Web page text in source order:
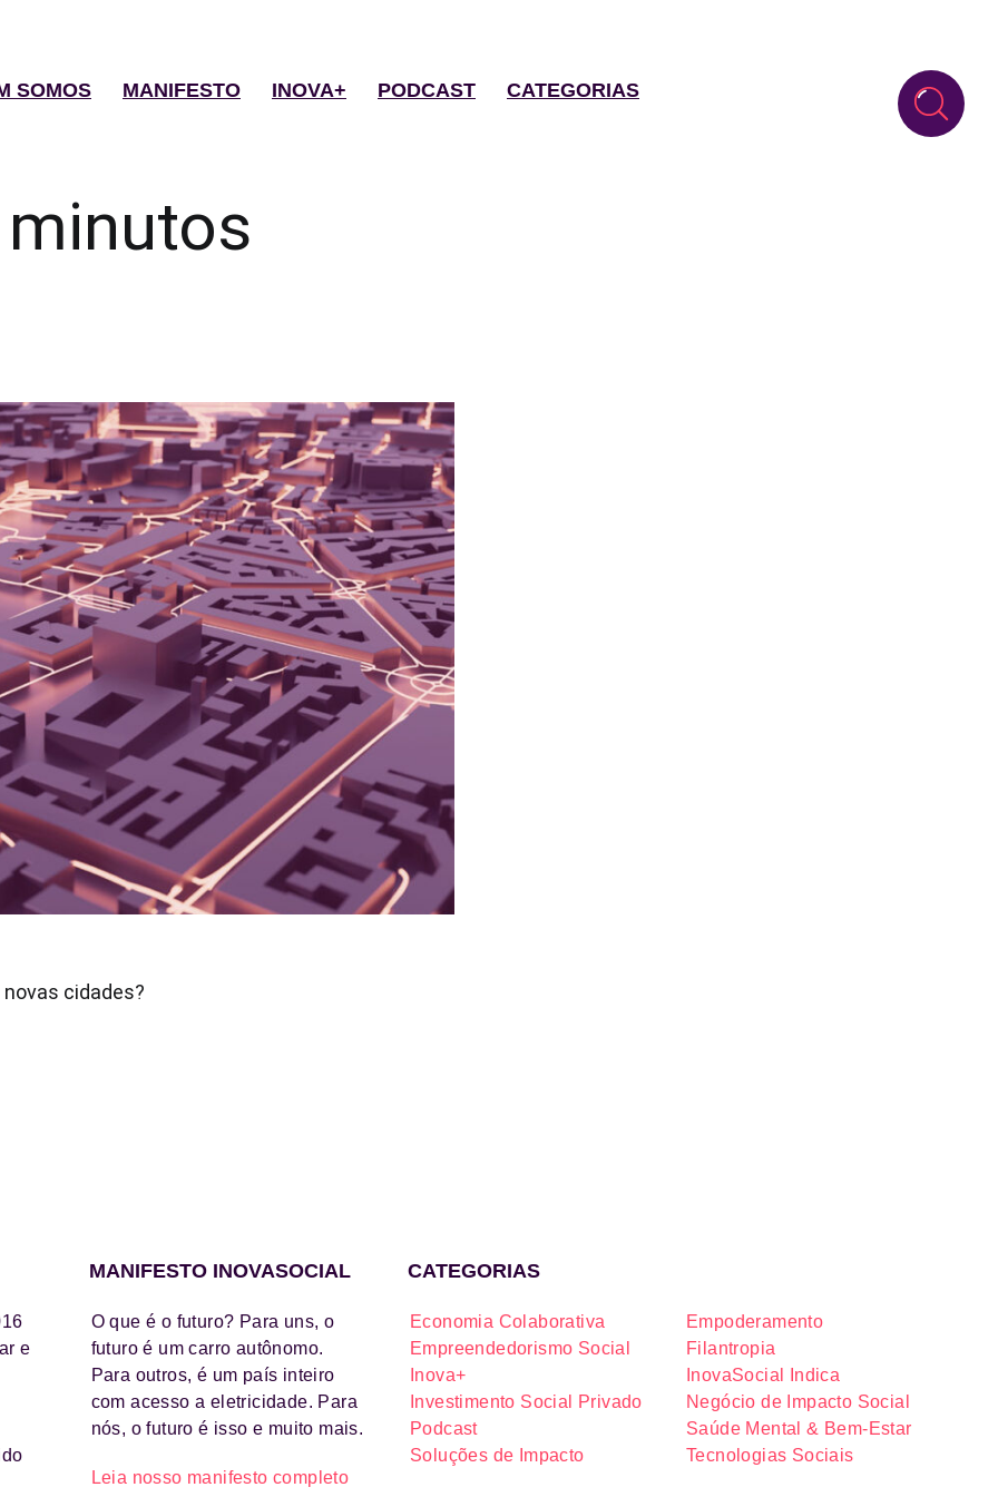
SOMOS MANIFESTO INOVA+ PODCAST CATEGORIAS
novas cidades?
e
MANIFESTO INOVASOCIAL
O que é o futuro? Para uns, o
futuro é um carro autônomo.
Para outros, é um país inteiro
com acesso a eletricidade. Para
nós, o futuro é isso e muito mais.
Leia nosso manifesto completo
CATEGORIAS
Economia Colaborativa
Empoderamento
Empreendedorismo Social
Filantropia
Inova+
InovaSocial Indica
Investimento Social Privado
Negócio de Impacto Social
Podcast
Saúde Mental & Bem-Estar
Soluções de Impacto
Tecnologias Sociais